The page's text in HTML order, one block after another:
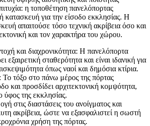
η τοποθέτηση πανελόπορτας
κατασκευή για την είσοδο εκκλησίας. Η
απαιτούσε τόσο τεχνική ακρίβεια όσο και
και τον χαρακτήρα του χώρου.
και διαχρονικότητα: Η πανελόπορτα
εξαιρετική σταθερότητα και είναι ιδανική για
όπως ναοί και δημόσια κτίρια.
Το τόξο στο πάνω μέρος της πόρτας
και προσδίδει αρχιτεκτονική κομψότητα,
ύφος της εκκλησίας.
στις διαστάσεις του ανοίγματος και
ακρίβεια, ώστε να εξασφαλιστεί η σωστή
χρήση της πόρτας.